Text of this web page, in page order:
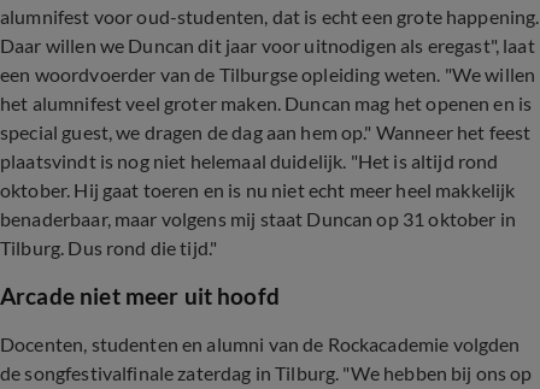
alumnifest voor oud-studenten, dat is echt een grote happening.
Daar willen we Duncan dit jaar voor uitnodigen als eregast", laat
een woordvoerder van de Tilburgse opleiding weten. "We willen
het alumnifest veel groter maken. Duncan mag het openen en is
special guest, we dragen de dag aan hem op." Wanneer het feest
plaatsvindt is nog niet helemaal duidelijk. "Het is altijd rond
oktober. Hij gaat toeren en is nu niet echt meer heel makkelijk
benaderbaar, maar volgens mij staat Duncan op 31 oktober in
Tilburg. Dus rond die tijd."
Arcade niet meer uit hoofd
Docenten, studenten en alumni van de Rockacademie volgden
de songfestivalfinale zaterdag in Tilburg. "We hebben bij ons op